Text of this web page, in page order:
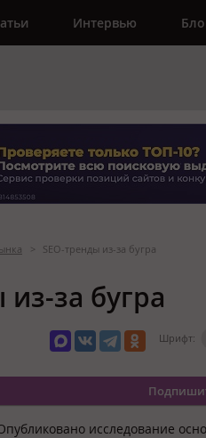
Интервью
> SEO-тренды из-за бугра
из-за бугра
Шрифт:
исследование